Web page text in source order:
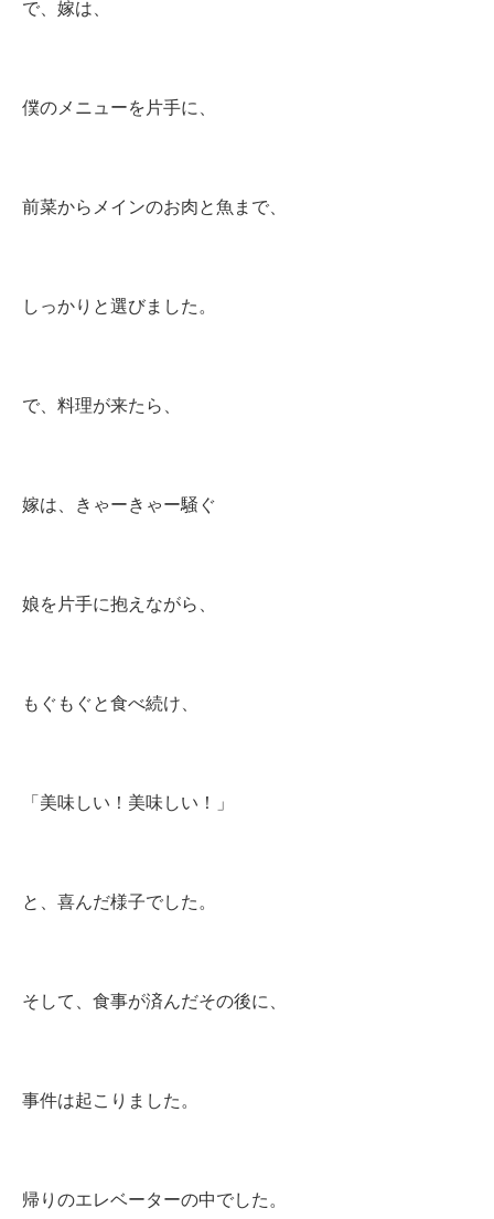
で、嫁は、
僕のメニューを片手に、
前菜からメインのお肉と魚まで、
しっかりと選びました。
で、料理が来たら、
嫁は、きゃーきゃー騒ぐ
娘を片手に抱えながら、
もぐもぐと食べ続け、
「美味しい！美味しい！」
と、喜んだ様子でした。
そして、食事が済んだその後に、
事件は起こりました。
帰りのエレベーターの中でした。